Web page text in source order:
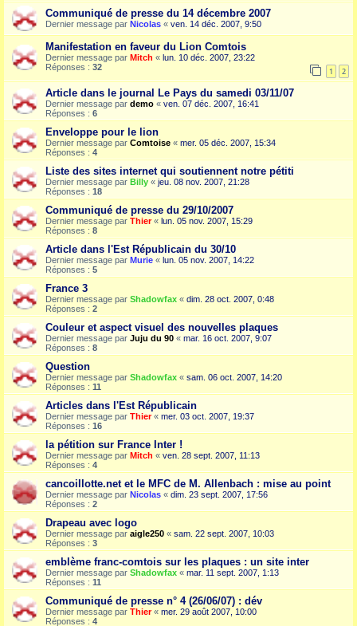
Communiqué de presse du 14 décembre 2007
Dernier message par Nicolas « ven. 14 déc. 2007, 9:50
Manifestation en faveur du Lion Comtois
Dernier message par Mitch « lun. 10 déc. 2007, 23:22
Réponses : 32 1 2
Article dans le journal Le Pays du samedi 03/11/07
Dernier message par demo « ven. 07 déc. 2007, 16:41
Réponses : 6
Enveloppe pour le lion
Dernier message par Comtoise « mer. 05 déc. 2007, 15:34
Réponses : 4
Liste des sites internet qui soutiennent notre pétiti
Dernier message par Billy « jeu. 08 nov. 2007, 21:28
Réponses : 18
Communiqué de presse du 29/10/2007
Dernier message par Thier« lun. 05 nov. 2007, 15:29
Réponses : 8
Article dans l'Est Républicain du 30/10
Dernier message par Murie « lun. 05 nov. 2007, 14:22
Réponses : 5
France 3
Dernier message par Shadowfax « dim. 28 oct. 2007, 0:48
Réponses : 2
Couleur et aspect visuel des nouvelles plaques
Dernier message par Juju du 90 « mar. 16 oct. 2007, 9:07
Réponses : 8
Question
Dernier message par Shadowfax « sam. 06 oct. 2007, 14:20
Réponses : 11
Articles dans l'Est Républicain
Dernier message par Thier« mer. 03 oct. 2007, 19:37
Réponses : 16
la pétition sur France Inter !
Dernier message par Mitch « ven. 28 sept. 2007, 11:13
Réponses : 4
cancoillotte.net et le MFC de M. Allenbach : mise au point
Dernier message par Nicolas « dim. 23 sept. 2007, 17:56
Réponses : 2
Drapeau avec logo
Dernier message par aigle250 « sam. 22 sept. 2007, 10:03
Réponses : 3
emblème franc-comtois sur les plaques : un site inter
Dernier message par Shadowfax « mar. 11 sept. 2007, 1:13
Réponses : 11
Communiqué de presse n° 4 (26/06/07) : dév
Dernier message par Thier« mer. 29 août 2007, 10:00
Réponses : 4